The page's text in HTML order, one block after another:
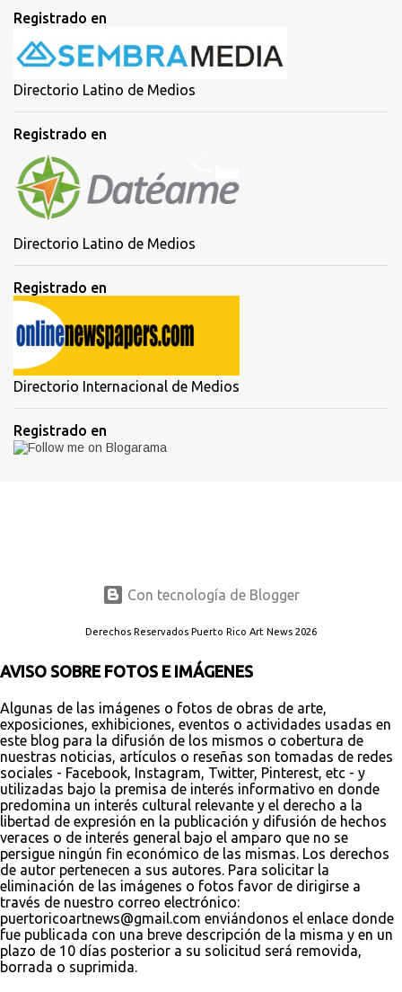
Registrado en
Directorio Latino de Medios
Registrado en
Directorio Latino de Medios
Registrado en
Directorio Internacional de Medios
Registrado en
Con tecnología de Blogger
Derechos Reservados Puerto Rico Art News 2026
AVISO SOBRE FOTOS E IMÁGENES
Algunas de las imágenes o fotos de obras de arte,
exposiciones, exhibiciones, eventos o actividades usadas en
este blog para la difusión de los mismos o cobertura de
nuestras noticias, artículos o reseñas son tomadas de redes
sociales - Facebook, Instagram, Twitter, Pinterest, etc - y
utilizadas bajo la premisa de interés informativo en donde
predomina un interés cultural relevante y el derecho a la
libertad de expresión en la publicación y difusión de hechos
veraces o de interés general bajo el amparo que no se
persigue ningún fin económico de las mismas. Los derechos
de autor pertenecen a sus autores. Para solicitar la
eliminación de las imágenes o fotos favor de dirigirse a
través de nuestro correo electrónico:
puertoricoartnews@gmail.com enviándonos el enlace donde
fue publicada con una breve descripción de la misma y en un
plazo de 10 días posterior a su solicitud será removida,
borrada o suprimida.